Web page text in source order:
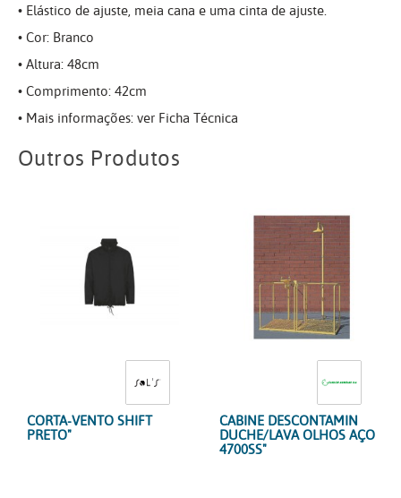
• Elástico de ajuste, meia cana e uma cinta de ajuste.
• Cor: Branco
• Altura: 48cm
• Comprimento: 42cm
• Mais informações: ver Ficha Técnica
Outros Produtos
CORTA-VENTO SHIFT
PRETO"
CABINE DESCONTAMIN
DUCHE/LAVA OLHOS AÇO
4700SS"